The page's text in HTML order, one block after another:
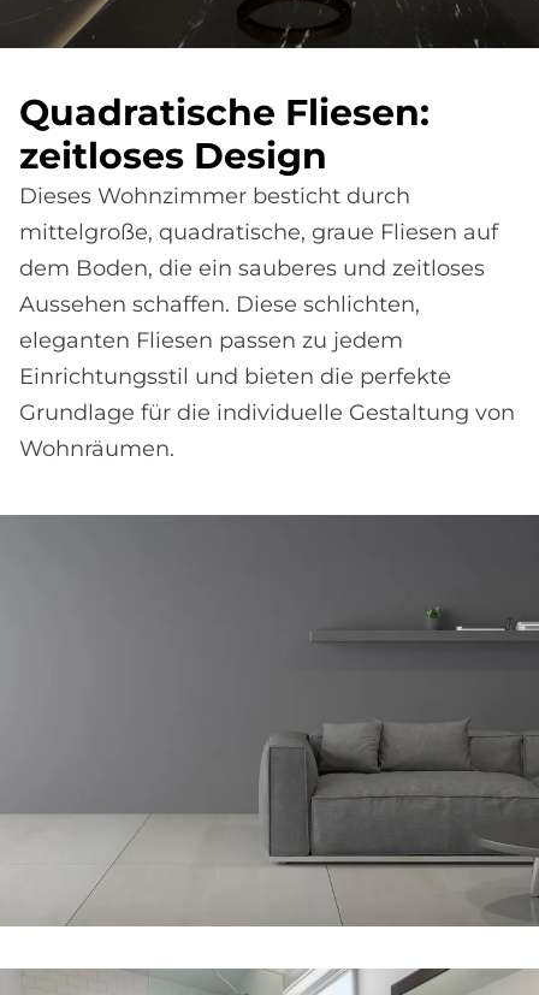
Qua­dra­ti­sche Flie­sen:
zeit­lo­ses De­sign
Dieses Wohnzimmer besticht durch
mittelgroße, quadratische, graue Fliesen auf
dem Boden, die ein sauberes und zeitloses
Aussehen schaffen. Diese schlichten,
eleganten Fliesen passen zu jedem
Einrichtungsstil und bieten die perfekte
Grundlage für die individuelle Gestaltung von
Wohnräumen.